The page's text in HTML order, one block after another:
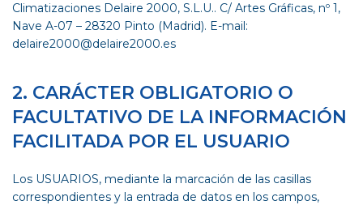
Climatizaciones Delaire 2000, S.L.U.. C/ Artes Gráficas, nº 1,
Nave A-07 – 28320 Pinto (Madrid). E-mail:
delaire2000@delaire2000.es
2. CARÁCTER OBLIGATORIO O
FACULTATIVO DE LA INFORMACIÓN
FACILITADA POR EL USUARIO
Los USUARIOS, mediante la marcación de las casillas
correspondientes y la entrada de datos en los campos,